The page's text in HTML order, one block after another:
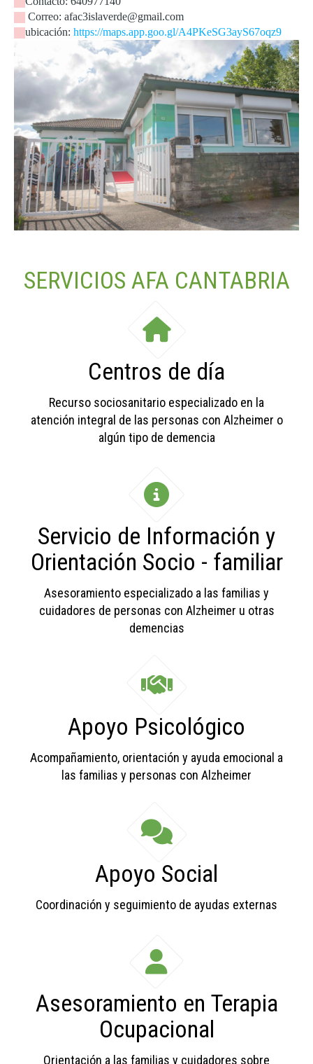
Correo: afac3islaverde@gmail.com
ubicación: https://maps.app.goo.gl/A4PKeSG3ayS67oqz9
SERVICIOS AFA CANTABRIA
Centros de día
Recurso sociosanitario especializado en la
atención integral de las personas con Alzheimer o
algún tipo de demencia
Servicio de Información y
Orientación Socio - familiar
Asesoramiento especializado a las familias y
cuidadores de personas con Alzheimer u otras
demencias
Apoyo Psicológico
Acompañamiento, orientación y ayuda emocional a
las familias y personas con Alzheimer
Apoyo Social
Coordinación y seguimiento de ayudas externas
Asesoramiento en Terapia
Ocupacional
Orientación a las familias y cuidadores sobre